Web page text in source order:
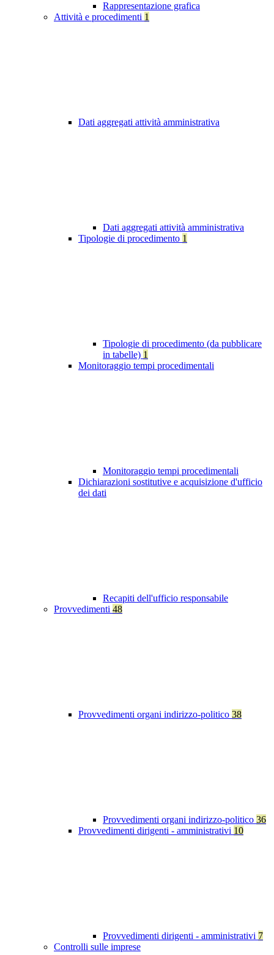
Rappresentazione grafica
Attività e procedimenti 1
Dati aggregati attività amministrativa
Dati aggregati attività amministrativa
Tipologie di procedimento 1
Tipologie di procedimento (da pubblicare
in tabelle) 1
Monitoraggio tempi procedimentali
Monitoraggio tempi procedimentali
Dichiarazioni sostitutive e acquisizione d'ufficio
dei dati
Recapiti dell'ufficio responsabile
Provvedimenti 48
Provvedimenti organi indirizzo-politico 38
Provvedimenti organi indirizzo-politico 36
Provvedimenti dirigenti - amministrativi 10
Provvedimenti dirigenti - amministrativi 7
Controlli sulle imprese